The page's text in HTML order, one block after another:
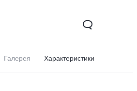
Галерея Характеристики